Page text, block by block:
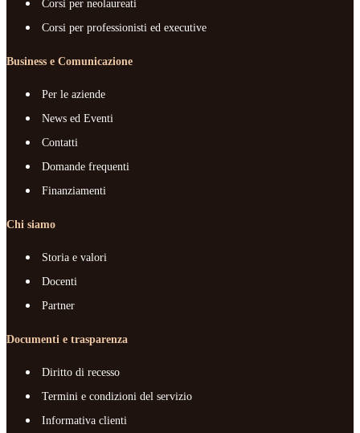
Corsi per neolaureati
Corsi per professionisti ed executive
Business e Comunicazione
Per le aziende
News ed Eventi
Contatti
Domande frequenti
Finanziamenti
Chi siamo
Storia e valori
Docenti
Partner
Documenti e trasparenza
Diritto di recesso
Termini e condizioni del servizio
Informativa clienti